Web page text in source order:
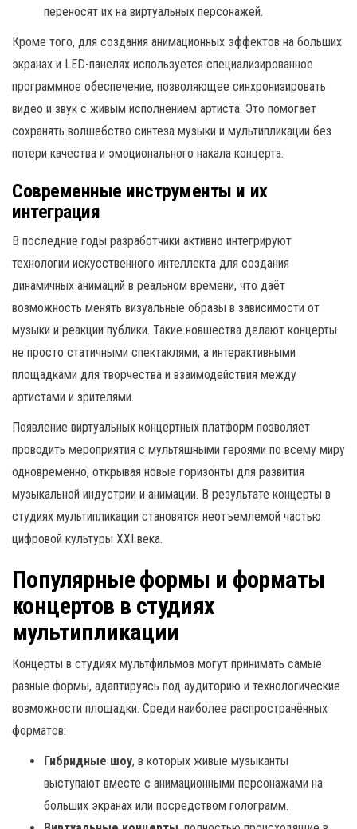
переносят их на виртуальных персонажей.
Кроме того, для создания анимационных эффектов на больших
экранах и LED-панелях используется специализированное
программное обеспечение, позволяющее синхронизировать
видео и звук с живым исполнением артиста. Это помогает
сохранять волшебство синтеза музыки и мультипликации без
потери качества и эмоционального накала концерта.
Современные инструменты и их
интеграция
В последние годы разработчики активно интегрируют
технологии искусственного интеллекта для создания
динамичных анимаций в реальном времени, что даёт
возможность менять визуальные образы в зависимости от
музыки и реакции публики. Такие новшества делают концерты
не просто статичными спектаклями, а интерактивными
площадками для творчества и взаимодействия между
артистами и зрителями.
Появление виртуальных концертных платформ позволяет
проводить мероприятия с мультяшными героями по всему миру
одновременно, открывая новые горизонты для развития
музыкальной индустрии и анимации. В результате концерты в
студиях мультипликации становятся неотъемлемой частью
цифровой культуры XXI века.
Популярные формы и форматы
концертов в студиях
мультипликации
Концерты в студиях мультфильмов могут принимать самые
разные формы, адаптируясь под аудиторию и технологические
возможности площадки. Среди наиболее распространённых
форматов:
Гибридные шоу, в которых живые музыканты
выступают вместе с анимационными персонажами на
больших экранах или посредством голограмм.